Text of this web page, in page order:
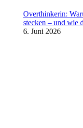
Overthinkerin:
stecken – und wie
6. Juni 2026